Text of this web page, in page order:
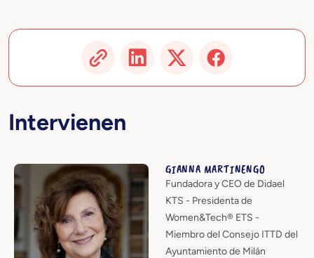
Intervienen
GIANNA MARTINENGO
Fundadora y CEO de Didael
KTS - Presidenta de
Women&Tech® ETS -
Miembro del Consejo ITTD del
Ayuntamiento de Milán